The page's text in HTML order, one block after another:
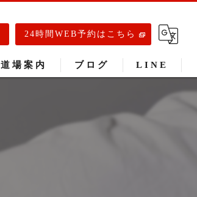
24時間WEB予約はこちら
道場案内 ブログ LINE